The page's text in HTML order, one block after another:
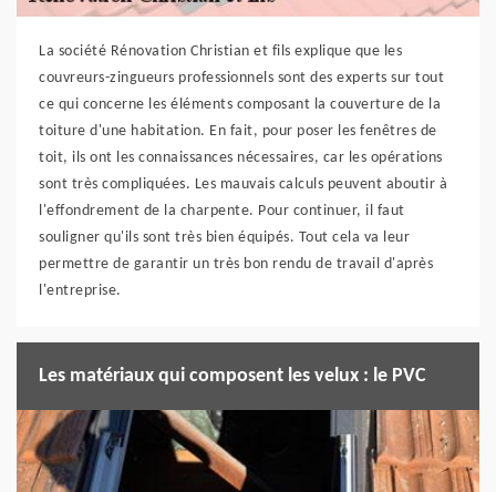
La société Rénovation Christian et fils explique que les
couvreurs-zingueurs professionnels sont des experts sur tout
ce qui concerne les éléments composant la couverture de la
toiture d'une habitation. En fait, pour poser les fenêtres de
toit, ils ont les connaissances nécessaires, car les opérations
sont très compliquées. Les mauvais calculs peuvent aboutir à
l'effondrement de la charpente. Pour continuer, il faut
souligner qu'ils sont très bien équipés. Tout cela va leur
permettre de garantir un très bon rendu de travail d'après
l'entreprise.
Les matériaux qui composent les velux : le PVC